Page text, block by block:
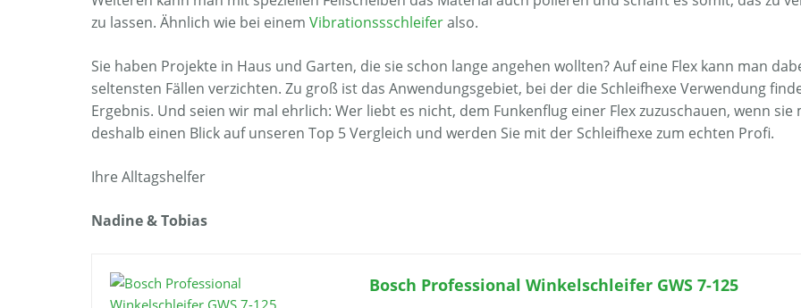
zu lassen. Ähnlich wie bei einem Vibrationssschleiferalso.
Sie haben Projekte in Haus und Garten, die sie schon lange angehen wollten? Auf eine Flex kann man
seltensten Fällen verzichten. Zu groß ist das Anwendungsgebiet, bei der die Schleifhexe Verwendung
Ergebnis. Und seien wir mal ehrlich: Wer liebt es nicht, dem Funkenflug einer Flex zuzuschauen, wenn
deshalb einen Blick auf unseren Top 5 Vergleich und werden Sie mit der Schleifhexe zum echten Profi.
Ihre Alltagshelfer
Nadine & Tobias
Bosch Professional Winkelschleifer GWS 7-125